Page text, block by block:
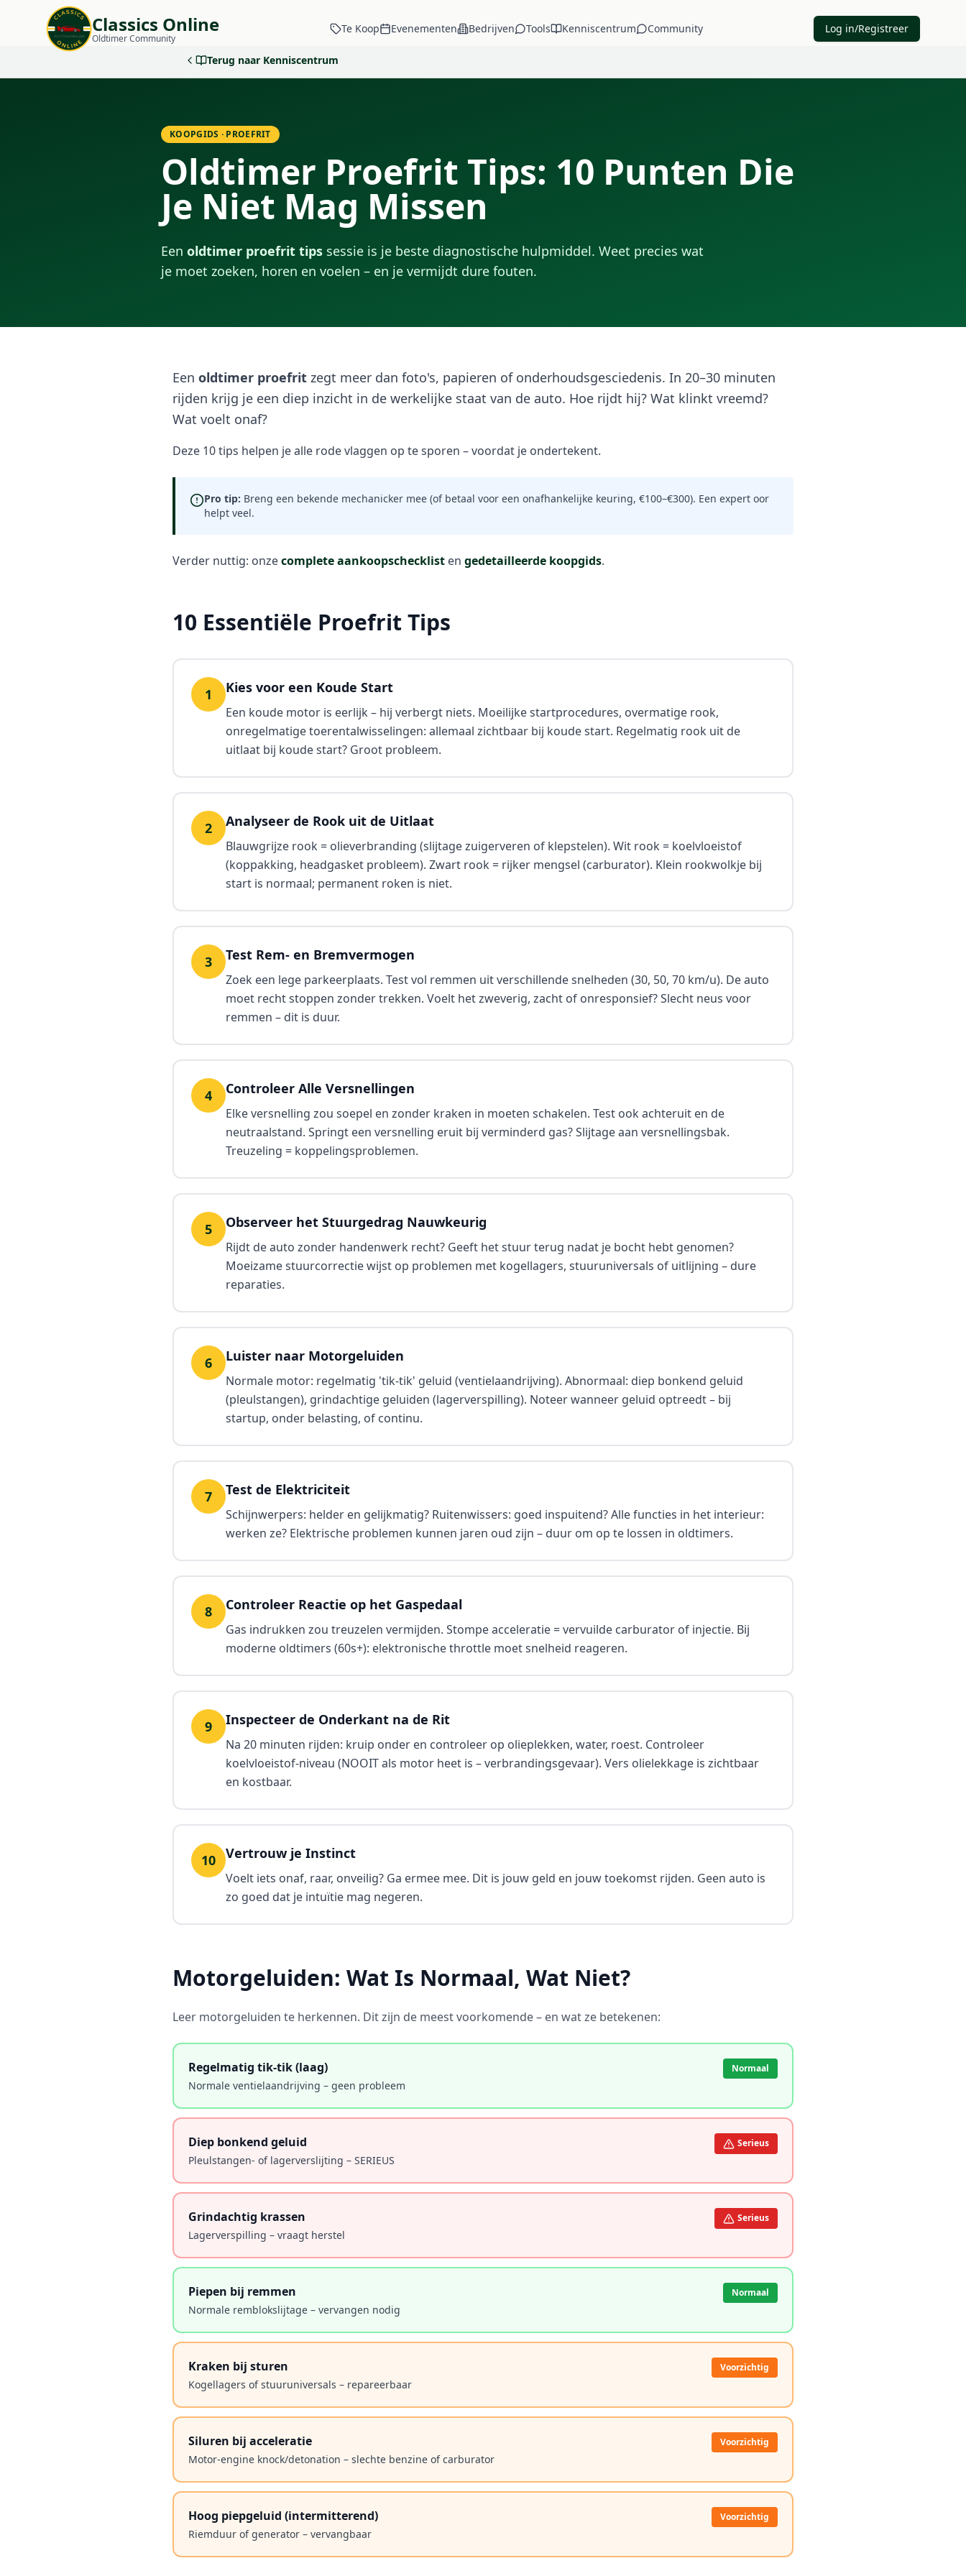
Classics Online
Oldtimer Community
Te Koop Evenementen Bedrijven Tools Kenniscentrum Community Log in/Registreer
Terug naar Kenniscentrum
KOOPGIDS · PROEFRIT
Oldtimer Proefrit Tips: 10 Punten Die
Je Niet Mag Missen
Een oldtimer proefrit tips sessie is je beste diagnostische hulpmiddel. Weet precies wat
je moet zoeken, horen en voelen – en je vermijdt dure fouten.
Een oldtimer proefrit zegt meer dan foto's, papieren of onderhoudsgesciedenis. In 20–30 minuten
rijden krijg je een diep inzicht in de werkelijke staat van de auto. Hoe rijdt hij? Wat klinkt vreemd?
Wat voelt onaf?
Deze 10 tips helpen je alle rode vlaggen op te sporen – voordat je ondertekent.
Pro tip: Breng een bekende mechanicker mee (of betaal voor een onafhankelijke keuring, €100–€300). Een expert oor
helpt veel.
Verder nuttig: onzecomplete aankoopschecklist en gedetailleerde koopgids.
10 Essentiële Proefrit Tips
1 Kies voor een Koude Start
Een koude motor is eerlijk – hij verbergt niets. Moeilijke startprocedures, overmatige rook,
onregelmatige toerentalwisselingen: allemaal zichtbaar bij koude start. Regelmatig rook uit de
uitlaat bij koude start? Groot probleem.
2 Analyseer de Rook uit de Uitlaat
Blauwgrijze rook = olieverbranding (slijtage zuigerveren of klepstelen). Wit rook = koelvloeistof
(koppakking, headgasket probleem). Zwart rook = rijker mengsel (carburator). Klein rookwolkje bij
start is normaal; permanent roken is niet.
3 Test Rem- en Bremvermogen
Zoek een lege parkeerplaats. Test vol remmen uit verschillende snelheden (30, 50, 70 km/u). De auto
moet recht stoppen zonder trekken. Voelt het zweverig, zacht of onresponsief? Slecht neus voor
remmen – dit is duur.
4 Controleer Alle Versnellingen
Elke versnelling zou soepel en zonder kraken in moeten schakelen. Test ook achteruit en de
neutraalstand. Springt een versnelling eruit bij verminderd gas? Slijtage aan versnellingsbak.
Treuzeling = koppelingsproblemen.
5 Observeer het Stuurgedrag Nauwkeurig
Rijdt de auto zonder handenwerk recht? Geeft het stuur terug nadat je bocht hebt genomen?
Moeizame stuurcorrectie wijst op problemen met kogellagers, stuuruniversals of uitlijning – dure
reparaties.
6 Luister naar Motorgeluiden
Normale motor: regelmatig 'tik-tik' geluid (ventielaandrijving). Abnormaal: diep bonkend geluid
(pleulstangen), grindachtige geluiden (lagerverspilling). Noteer wanneer geluid optreedt – bij
startup, onder belasting, of continu.
7 Test de Elektriciteit
Schijnwerpers: helder en gelijkmatig? Ruitenwissers: goed inspuitend? Alle functies in het interieur:
werken ze? Elektrische problemen kunnen jaren oud zijn – duur om op te lossen in oldtimers.
8 Controleer Reactie op het Gaspedaal
Gas indrukken zou treuzelen vermijden. Stompe acceleratie = vervuilde carburator of injectie. Bij
moderne oldtimers (60s+): elektronische throttle moet snelheid reageren.
9 Inspecteer de Onderkant na de Rit
Na 20 minuten rijden: kruip onder en controleer op olieplekken, water, roest. Controleer
koelvloeistof-niveau (NOOIT als motor heet is – verbrandingsgevaar). Vers olielekkage is zichtbaar
en kostbaar.
10 Vertrouw je Instinct
Voelt iets onaf, raar, onveilig? Ga ermee mee. Dit is jouw geld en jouw toekomst rijden. Geen auto is
zo goed dat je intuïtie mag negeren.
Motorgeluiden: Wat Is Normaal, Wat Niet?
Leer motorgeluiden te herkennen. Dit zijn de meest voorkomende – en wat ze betekenen:
Regelmatig tik-tik (laag)
Normale ventielaandrijving – geen probleem
Normaal
Diep bonkend geluid
Pleulstangen- of lagerverslijting – SERIEUS
Serieus
Grindachtig krassen
Lagerverspilling – vraagt herstel
Serieus
Piepen bij remmen
Normale remblokslijtage – vervangen nodig
Normaal
Kraken bij sturen
Kogellagers of stuuruniversals – repareerbaar
Voorzichtig
Siluren bij acceleratie
Motor-engine knock/detonation – slechte benzine of carburator
Voorzichtig
Hoog piepgeluid (intermitterend)
Riemduur of generator – vervangbaar
Voorzichtig